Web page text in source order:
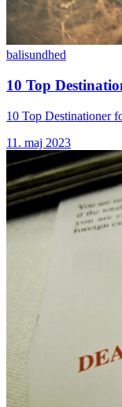
balisundhed
10 Top
10 Top Destinationer
11. maj 2023